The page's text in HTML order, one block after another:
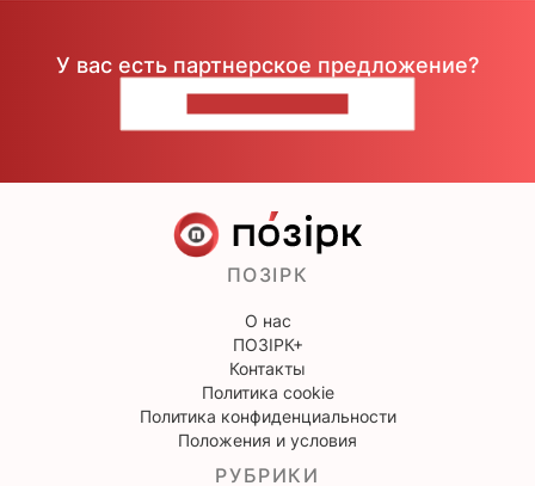
У вас есть партнерское предложение?
ПОЗІРК
О нас
ПОЗІРК+
Контакты
Политика cookie
Политика конфиденциальности
Положения и условия
РУБРИКИ